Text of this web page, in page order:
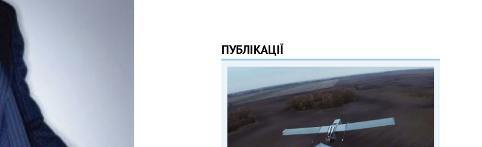
ПУБЛІКАЦІЇ